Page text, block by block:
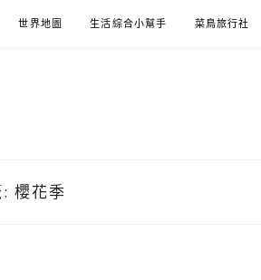
世界地圖 生活綜合小幫手 菜鳥旅行社
櫻花季